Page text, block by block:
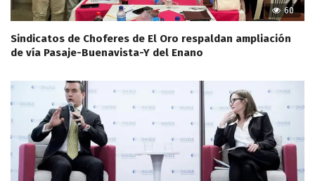
60
Sindicatos de Choferes de El Oro respaldan ampliación
de vía Pasaje-Buenavista-Y del Enano